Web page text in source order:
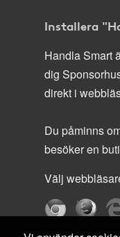
Installera
Handla Smart
dig
direkt i
Du påminns
besöker en
Välj